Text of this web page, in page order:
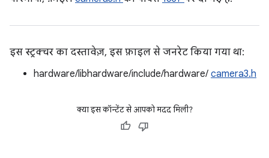
इस स्ट्रक्चर का दस्तावेज़, इस फ़ाइल से जनरेट किया गया था:
hardware/libhardware/include/hardware/ camera3.h
क्या इस कॉन्टेंट से आपको मदद मिली?